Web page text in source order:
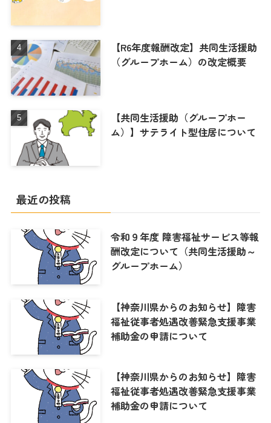
【R6年度報酬改定】共同生活援助
（グループホーム）の改定概要
【共同生活援助（グループホー
ム）】サテライト型住居について
最近の投稿
令和９年度 障害福祉サービス等報
酬改定について（共同生活援助～
グループホーム）
【神奈川県からのお知らせ】障害
福祉従事者処遇改善緊急支援事業
補助金の申請について
【神奈川県からのお知らせ】障害
福祉従事者処遇改善緊急支援事業
補助金の申請について